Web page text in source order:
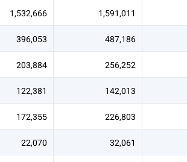
1,591,011
1,532,666
487,186
396,053
256,252
203,884
142,013
122,381
226,803
172,355
32,061
22,070